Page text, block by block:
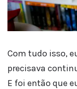
Com tudo isso,
precisava
E foi então que